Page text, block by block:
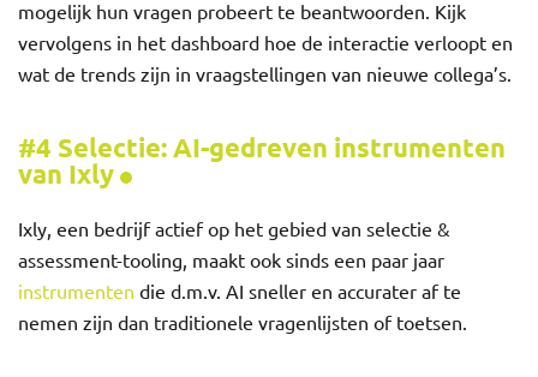
mogelijk hun vragen probeert te beantwoorden. Kijk
vervolgens in het dashboard hoe de interactie verloopt en
wat de trends zijn in vraagstellingen van nieuwe collega’s.
#4 Selectie: AI-gedreven instrumenten
van Ixly
Ixly, een bedrijf actief op het gebied van selectie &
assessment-tooling, maakt ook sinds een paar jaar
instrumenten die d.m.v. AI sneller en accurater af te
nemen zijn dan traditionele vragenlijsten of toetsen.